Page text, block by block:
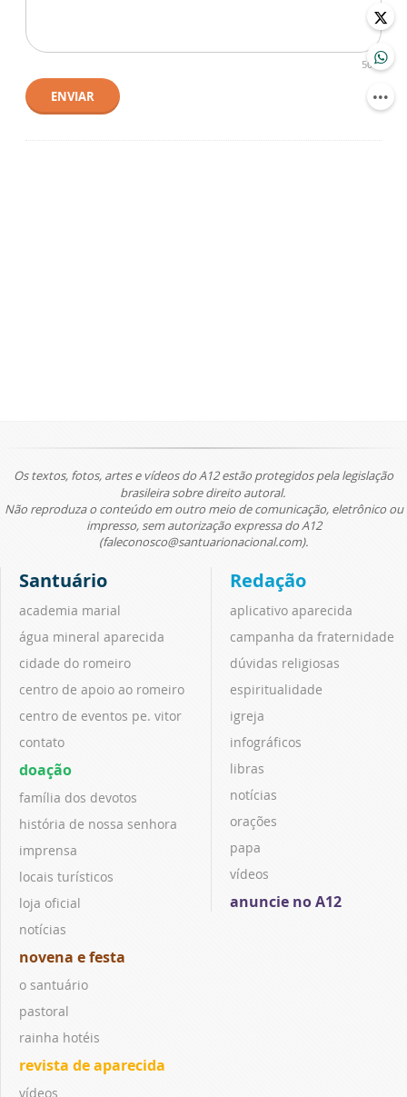
500
ENVIAR
Os textos, fotos, artes e vídeos do A12 estão protegidos pela legislação
brasileira sobre direito autoral.
Não reproduza o conteúdo em outro meio de comunicação, eletrônico ou
impresso, sem autorização expressa do A12
(faleconosco@santuarionacional.com).
Santuário
academia marial
água mineral aparecida
cidade do romeiro
centro de apoio ao romeiro
centro de eventos pe. vitor
contato
doação
família dos devotos
história de nossa senhora
imprensa
locais turísticos
loja oficial
notícias
novena e festa
o santuário
pastoral
rainha hotéis
revista de aparecida
vídeos
Redação
aplicativo aparecida
campanha da fraternidade
dúvidas religiosas
espiritualidade
igreja
infográficos
libras
notícias
orações
papa
vídeos
anuncie no A12